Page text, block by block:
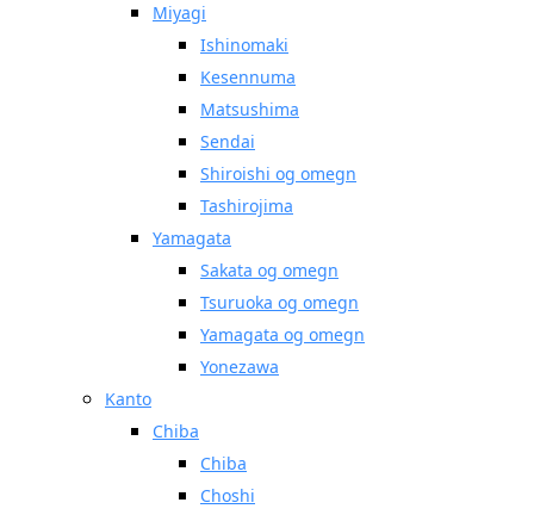
Miyagi
Ishinomaki
Kesennuma
Matsushima
Sendai
Shiroishi og omegn
Tashirojima
Yamagata
Sakata og omegn
Tsuruoka og omegn
Yamagata og omegn
Yonezawa
Kanto
Chiba
Chiba
Choshi